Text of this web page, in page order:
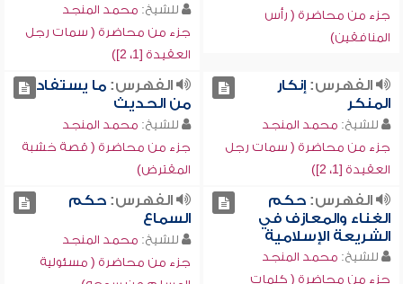
جزء من محاضرة ( رأس
المنافقين)
للشيخ: محمد المنجد
جزء من محاضرة ( سمات رجل
العقيدة [1، 2])
الفهرس:إنكار
المنكر
للشيخ: محمد المنجد
جزء من محاضرة ( سمات رجل
العقيدة [1، 2])
الفهرس:ما يستفاد
من الحديث
للشيخ: محمد المنجد
جزء من محاضرة ( قصة خشبة
المقترض)
الفهرس:حكم
الغناء والمعازف في
الشريعة الإسلامية
للشيخ: محمد المنجد
جزء من محاضرة ( كلمات
الفهرس:حكم
السماع
للشيخ: محمد المنجد
جزء من محاضرة ( مسئولية